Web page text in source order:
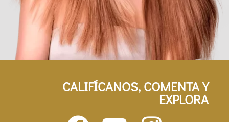
CALIFÍCANOS, COMENTA Y
EXPLORA